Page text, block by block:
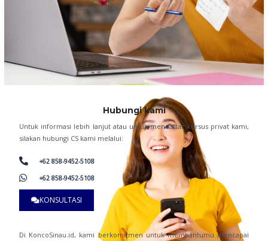
Hubungi kami
Untuk informasi lebih lanjut atau untuk mendaftar kursus privat kami,
silakan hubungi CS kami melalui:
+62 858-9452-5108
+62 858-9452-5108
KONSULTASI
Di KoncoSinau.id, kami berkomitmen untuk membantumu mencapai